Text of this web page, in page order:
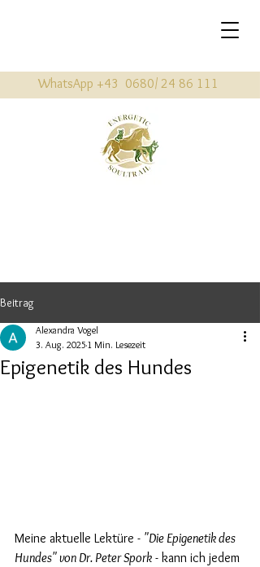
WhatsApp +43 0680/ 24 86 111
Beitrag
Epigenetik des Hundes
Alexandra Vogel
3. Aug. 2025 1 Min. Lesezeit
Meine aktuelle Lektüre - "Die Epigenetik des
Hundes" von Dr. Peter Spork - kann ich jedem